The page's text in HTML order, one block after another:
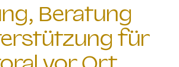
Beratung
für